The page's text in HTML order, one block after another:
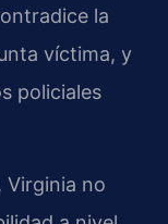
la
víctima, y
policiales
Virginia no